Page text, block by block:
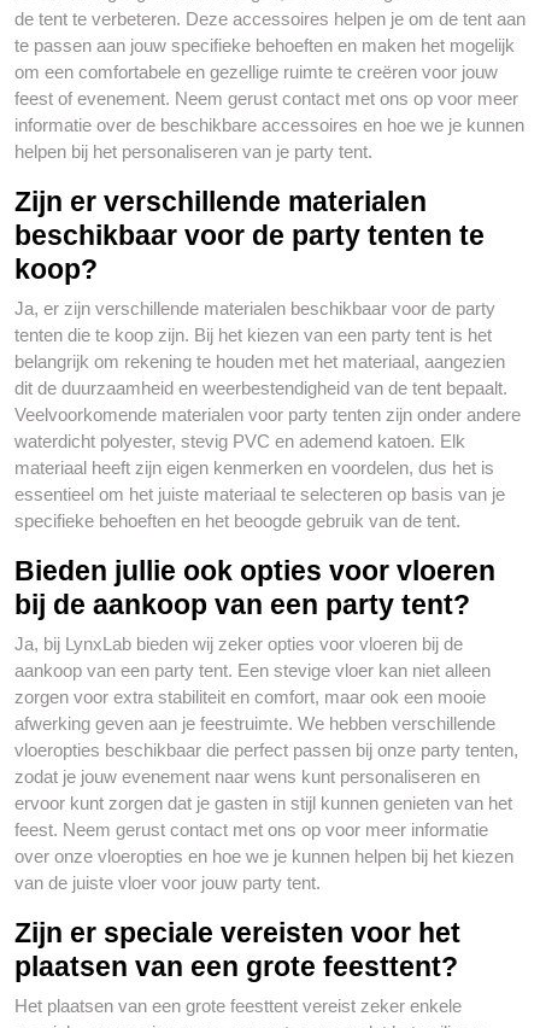
de tent te verbeteren. Deze accessoires helpen je om de tent aan
te passen aan jouw specifieke behoeften en maken het mogelijk
om een comfortabele en gezellige ruimte te creëren voor jouw
feest of evenement. Neem gerust contact met ons op voor meer
informatie over de beschikbare accessoires en hoe we je kunnen
helpen bij het personaliseren van je party tent.
Zijn er verschillende materialen
beschikbaar voor de party tenten te
koop?
Ja, er zijn verschillende materialen beschikbaar voor de party
tenten die te koop zijn. Bij het kiezen van een party tent is het
belangrijk om rekening te houden met het materiaal, aangezien
dit de duurzaamheid en weerbestendigheid van de tent bepaalt.
Veelvoorkomende materialen voor party tenten zijn onder andere
waterdicht polyester, stevig PVC en ademend katoen. Elk
materiaal heeft zijn eigen kenmerken en voordelen, dus het is
essentieel om het juiste materiaal te selecteren op basis van je
specifieke behoeften en het beoogde gebruik van de tent.
Bieden jullie ook opties voor vloeren
bij de aankoop van een party tent?
Ja, bij LynxLab bieden wij zeker opties voor vloeren bij de
aankoop van een party tent. Een stevige vloer kan niet alleen
zorgen voor extra stabiliteit en comfort, maar ook een mooie
afwerking geven aan je feestruimte. We hebben verschillende
vloeropties beschikbaar die perfect passen bij onze party tenten,
zodat je jouw evenement naar wens kunt personaliseren en
ervoor kunt zorgen dat je gasten in stijl kunnen genieten van het
feest. Neem gerust contact met ons op voor meer informatie
over onze vloeropties en hoe we je kunnen helpen bij het kiezen
van de juiste vloer voor jouw party tent.
Zijn er speciale vereisten voor het
plaatsen van een grote feesttent?
Het plaatsen van een grote feesttent vereist zeker enkele